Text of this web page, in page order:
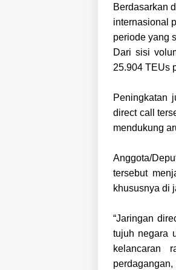
Berdasarkan
internasional
periode yang
Dari sisi
25.904 TEUs
Peningkatan
direct call
mendukung
Anggota/
tersebut
khususnya di
“Jaringan
tujuh negara
kelancaran